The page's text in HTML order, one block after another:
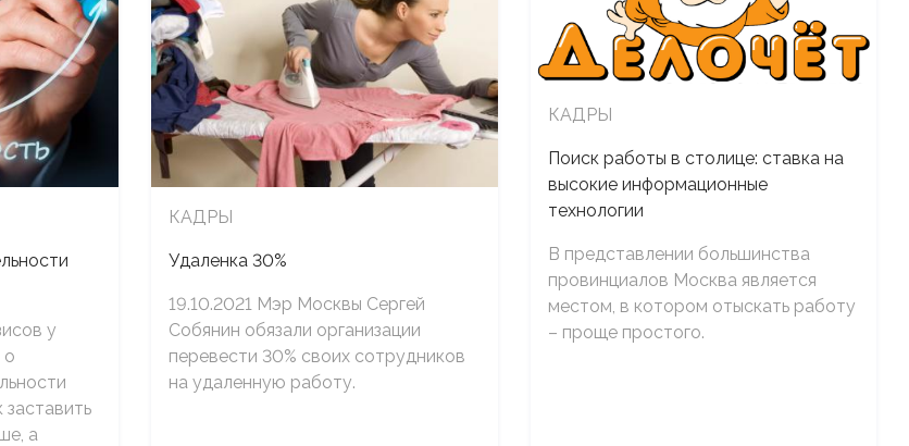
у
о
а
КАДРЫ
Удаленка 30%
19.10.2021 Мэр Москвы Сергей
Собянин обязали организации
перевести 30% своих сотрудников
на удаленную работу.
КАДРЫ
Поиск работы в столице: ставка на
высокие информационные
технологии
В представлении большинства
провинциалов Москва является
местом, в котором отыскать работу
– проще простого.